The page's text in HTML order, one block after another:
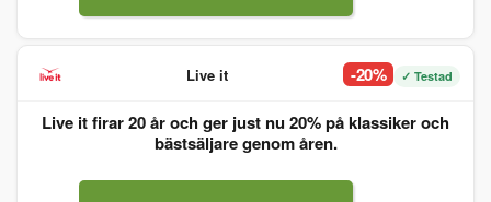
Live it -20% ✓ Testad
Live it firar 20 år och ger just nu 20% på klassiker och
bästsäljare genom åren.